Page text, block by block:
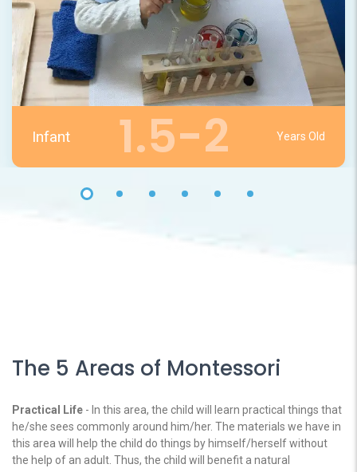
Infant 1.5-2 Years Old
The 5 Areas of Montessori
Practical Life - In this area, the child will learn practical things that
he/she sees commonly around him/her. The materials we have in
this area will help the child do things by himself/herself without
the help of an adult. Thus, the child will benefit a natural